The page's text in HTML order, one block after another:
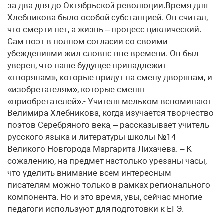
за два дня до Октябрьской революции.Время для
Хлебникова было особой субстанцией. Он считал,
что смерти нет, а жизнь – процесс циклический.
Сам поэт в полном согласии со своими
убеждениями жил словно вне времени. Он был
уверен, что наше будущее принадлежит
«творянам», которые придут на смену дворянам, и
«изобретателям», которые сменят
«приобретателей».- Учителя мельком вспоминают
Велимира Хлебникова, когда изучается творчество
поэтов Серебряного века, – рассказывает учитель
русского языка и литературы школы №14
Великого Новгорода Маргарита Лихачева. – К
сожалению, на предмет настолько урезаны часы,
что уделить внимание всем интересным
писателям можно только в рамках регионального
компонента. Но и это время, увы, сейчас многие
педагоги используют для подготовки к ЕГЭ.